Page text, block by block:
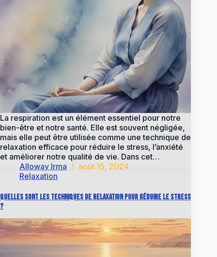
La respiration est un élément essentiel pour notre
bien-être et notre santé. Elle est souvent négligée,
mais elle peut être utilisée comme une technique de
relaxation efficace pour réduire le stress, l’anxiété
et améliorer notre qualité de vie. Dans cet…
Alloway Irma
août 15, 2024
Relaxation
Quelles sont les techniques de relaxation pour réduire le stress
?